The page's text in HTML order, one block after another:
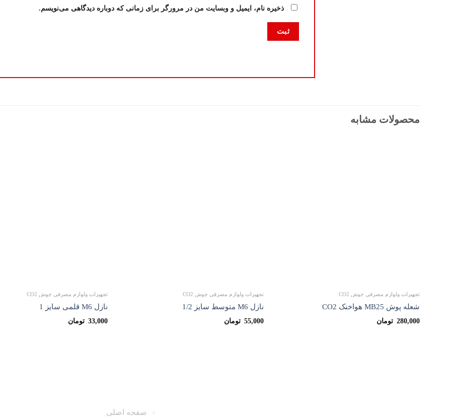
ذخیره نام، ایمیل و وبسایت من در مرورگر برای زمانی که دوباره دیدگاهی می‌نویسم.
محصولات مشابه
تجهیزات ولوازم مصرفی جوش CO2
شعله پوش MB25 هواخنک CO2
280,000 تومان
تجهیزات ولوازم مصرفی جوش CO2
نازل M6 متوسط سایز 1/2
55,000 تومان
تجهیزات ولوازم مصرفی جوش CO2
نازل M6 قلمی سایز 1
33,000 تومان
صفحه اصلی